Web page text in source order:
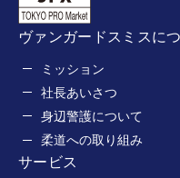
ヴァンガードスミスに
ミッション
社長あいさつ
身辺警護について
柔道への取り組み
サービス